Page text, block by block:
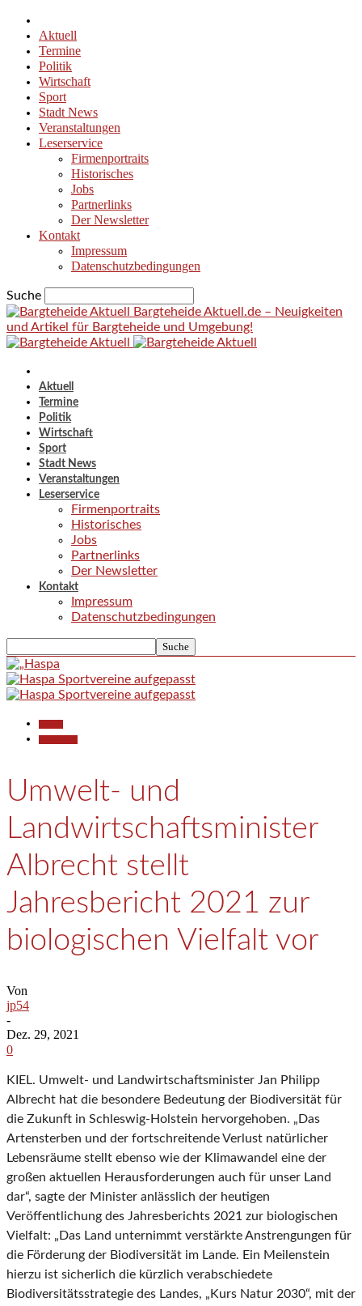
Aktuell
Termine
Politik
Wirtschaft
Sport
Stadt News
Veranstaltungen
Leserservice
Firmenportraits
Historisches
Jobs
Partnerlinks
Der Newsletter
Kontakt
Impressum
Datenschutzbedingungen
Suche
Bargteheide Aktuell.de – Neuigkeiten
und Artikel für Bargteheide und Umgebung!
Aktuell
Termine
Politik
Wirtschaft
Sport
Stadt News
Veranstaltungen
Leserservice
Firmenportraits
Historisches
Jobs
Partnerlinks
Der Newsletter
Kontakt
Impressum
Datenschutzbedingungen
Umwelt- und
Landwirtschaftsminister
Albrecht stellt
Jahresbericht 2021 zur
biologischen Vielfalt vor
Von
jp54
-
Dez. 29, 2021
0
KIEL. Umwelt- und Landwirtschaftsminister Jan Philipp
Albrecht hat die besondere Bedeutung der Biodiversität für
die Zukunft in Schleswig-Holstein hervorgehoben. „Das
Artensterben und der fortschreitende Verlust natürlicher
Lebensräume stellt ebenso wie der Klimawandel eine der
großen aktuellen Herausforderungen auch für unser Land
dar“, sagte der Minister anlässlich der heutigen
Veröffentlichung des Jahresberichts 2021 zur biologischen
Vielfalt: „Das Land unternimmt verstärkte Anstrengungen für
die Förderung der Biodiversität im Lande. Ein Meilenstein
hierzu ist sicherlich die kürzlich verabschiedete
Biodiversitätsstrategie des Landes, „Kurs Natur 2030“, mit der